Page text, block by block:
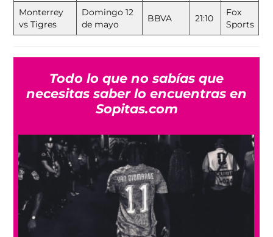
Monterrey
vs Tigres
Domingo 12
de mayo
BBVA 21:10
Fox
Sports
Todo lo que no sabías que
necesitas saber lo encuentras en
Sopitas.com